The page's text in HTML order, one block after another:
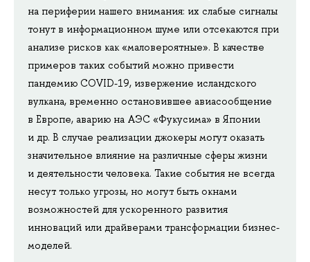
на периферии нашего внимания: их слабые сигналы
тонут в информационном шуме или отсекаются при
анализе рисков как «маловероятные». В качестве
примеров таких событий можно привести
пандемию COVID-19, извержение исландского
вулкана, временно остановившее авиасообщение
в Европе, аварию на АЭС «Фукусима» в Японии
и др. В случае реализации джокеры могут оказать
значительное влияние на различные сферы жизни
и деятельности человека. Такие события не всегда
несут только угрозы, но могут быть окнами
возможностей для ускоренного развития
инноваций или драйверами трансформации бизнес-
моделей.